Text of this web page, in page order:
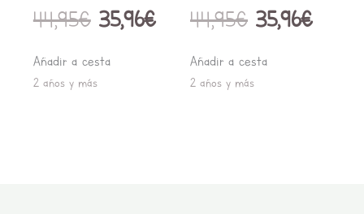
44,95€ 35,96€
Añadir a cesta
2 años y más
44,95€ 35,96€
Añadir a cesta
2 años y más